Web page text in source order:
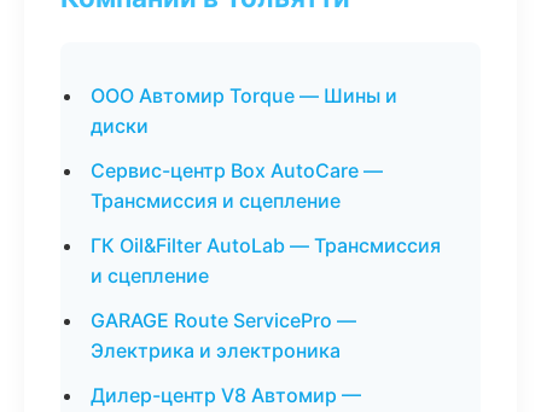
ООО Автомир Torque — Шины и
диски
Сервис-центр Box AutoCare —
Трансмиссия и сцепление
ГК Oil&Filter AutoLab — Трансмиссия
и сцепление
GARAGE Route ServicePro —
Электрика и электроника
Дилер-центр V8 Автомир —